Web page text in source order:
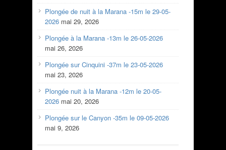
Plongée de nuit à la Marana -15m le 29-05-
2026 mai 29, 2026
Plongée à la Marana -13m le 26-05-2026
mai 26, 2026
Plongée sur Cinquini -37m le 23-05-2026
mai 23, 2026
Plongée nuit à la Marana -12m le 20-05-
2026 mai 20, 2026
Plongée sur le Canyon -35m le 09-05-2026
mai 9, 2026